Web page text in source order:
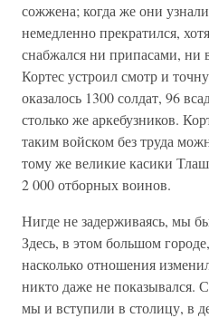
сожжена; когда же они
немедленно прекратился,
снабжался ни припасами, ни
Кортес устроил смотр и
оказалось 1300 солдат, 96
столько же аркебузников.
таким войском без труда
тому же великие касики
2 000 отборных воинов.
Нигде не задерживаясь, мы
Здесь, в этом большом
насколько отношения
никто даже не показывался.
мы и вступили в столицу, в